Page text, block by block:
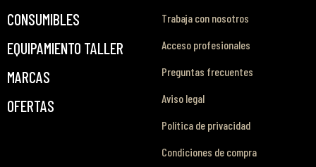
CONSUMIBLES
EQUIPAMIENTO TALLER
MARCAS
OFERTAS
Trabaja con nosotros
Acceso profesionales
Preguntas frecuentes
Aviso legal
Política de privacidad
Condiciones de compra